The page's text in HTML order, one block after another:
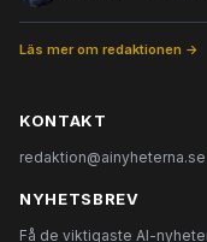
Läs mer om redaktionen →
KONTAKT
redaktion@ainyheterna.se
NYHETSBREV
Få de viktigaste AI-